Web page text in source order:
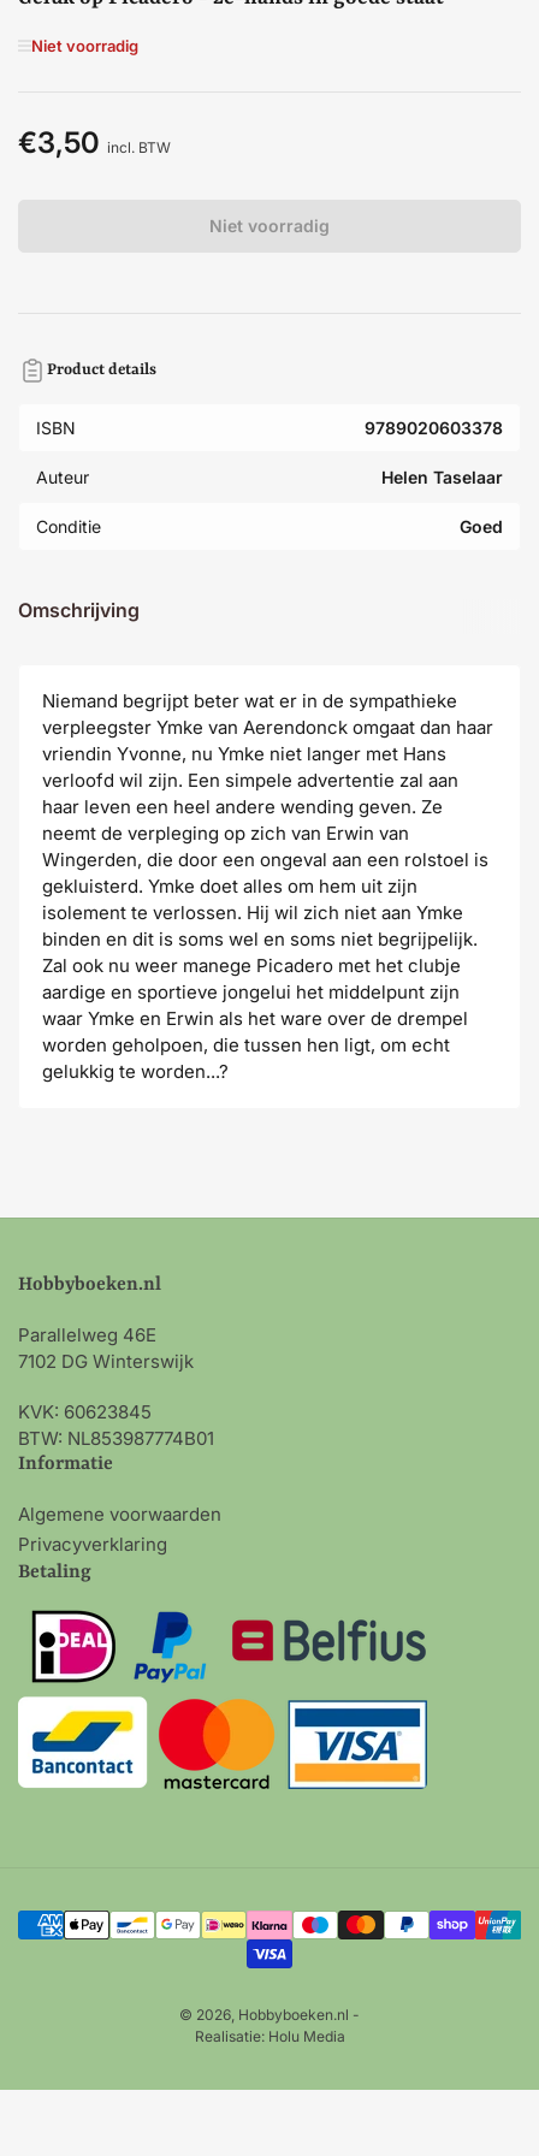
Niet voorradig
Normale
€3,50 incl. BTW
Niet voorradig
Product details
ISBN 9789020603378
Auteur Helen Taselaar
Conditie Goed
Omschrijving
Niemand begrijpt beter wat er in de sympathieke
verpleegster Ymke van Aerendonck omgaat dan haar
vriendin Yvonne, nu Ymke niet langer met Hans
verloofd wil zijn. Een simpele advertentie zal aan
haar leven een heel andere wending geven. Ze
neemt de verpleging op zich van Erwin van
Wingerden, die door een ongeval aan een rolstoel is
gekluisterd. Ymke doet alles om hem uit zijn
isolement te verlossen. Hij wil zich niet aan Ymke
binden en dit is soms wel en soms niet begrijpelijk.
Zal ook nu weer manege Picadero met het clubje
aardige en sportieve jongelui het middelpunt zijn
waar Ymke en Erwin als het ware over de drempel
worden geholpoen, die tussen hen ligt, om echt
gelukkig te worden...?
Hobbyboeken.nl
Parallelweg 46E
7102 DG Winterswijk
KVK: 60623845
BTW: NL853987774B01
Informatie
Algemene voorwaarden
Privacyverklaring
Betaling
Betalingsmethoden
© 2026, Hobbyboeken.nl -
Realisatie: Holu Media